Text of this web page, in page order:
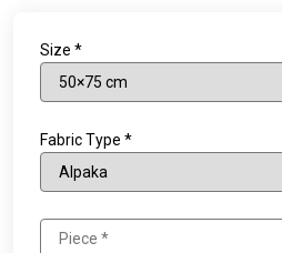
Size *
Fabric Type *